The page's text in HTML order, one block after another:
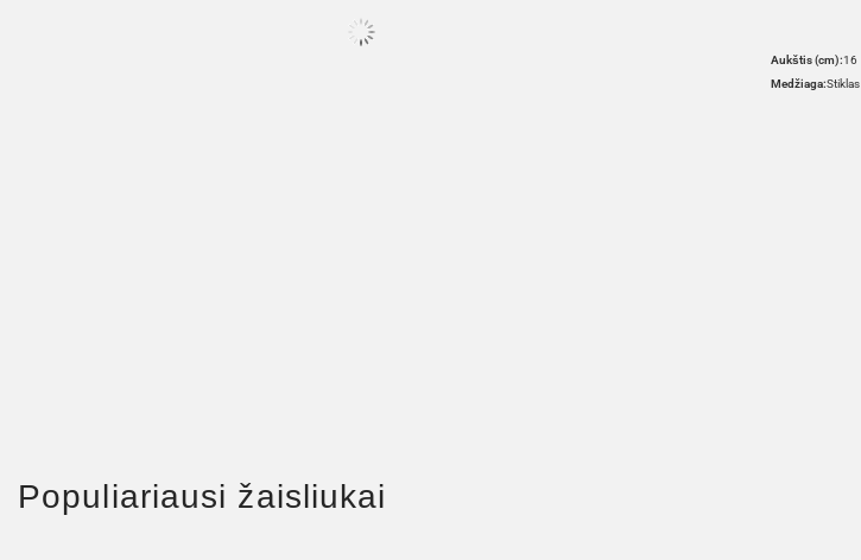
Aukštis (cm):16
Medžiaga:Stiklas
Populiariausi žaisliukai